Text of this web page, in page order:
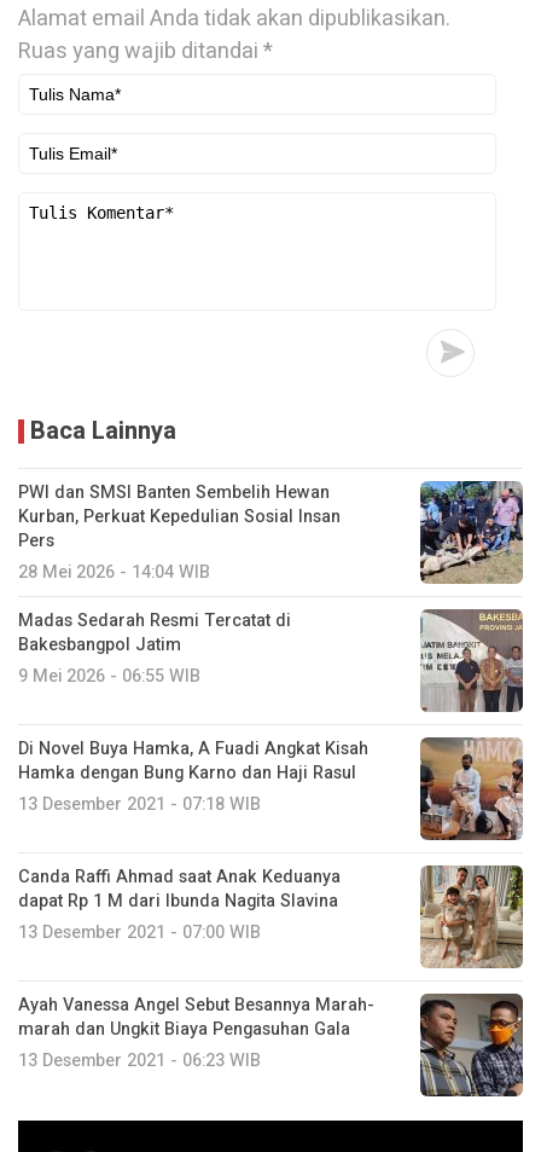
Alamat email Anda tidak akan dipublikasikan.
Ruas yang wajib ditandai*
Baca Lainnya
PWI dan SMSI Banten Sembelih Hewan
Kurban, Perkuat Kepedulian Sosial Insan
Pers
28 Mei 2026 - 14:04 WIB
Madas Sedarah Resmi Tercatat di
Bakesbangpol Jatim
9 Mei 2026 - 06:55 WIB
Di Novel Buya Hamka, A Fuadi Angkat Kisah
Hamka dengan Bung Karno dan Haji Rasul
13 Desember 2021 - 07:18 WIB
Canda Raffi Ahmad saat Anak Keduanya
dapat Rp 1 M dari Ibunda Nagita Slavina
13 Desember 2021 - 07:00 WIB
Ayah Vanessa Angel Sebut Besannya Marah-
marah dan Ungkit Biaya Pengasuhan Gala
13 Desember 2021 - 06:23 WIB